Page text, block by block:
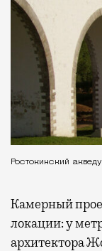
Ростокинский
Камерный
локации: у
архитектора